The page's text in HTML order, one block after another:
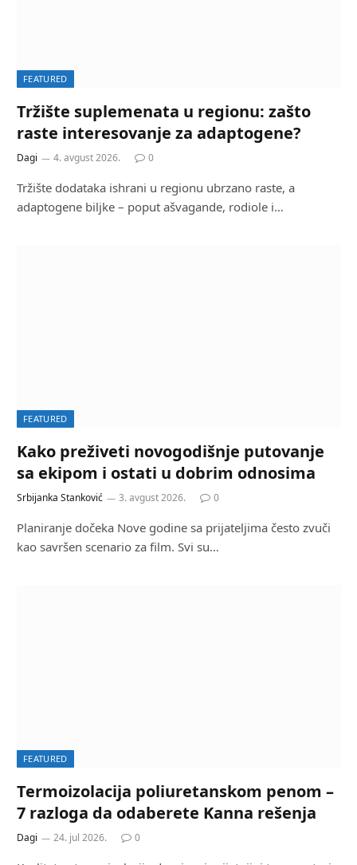
FEATURED
Tržište suplemenata u regionu: zašto
raste interesovanje za adaptogene?
Dagi 4. avgust 2026. 0
Tržište dodataka ishrani u regionu ubrzano raste, a
adaptogene biljke – poput ašvagande, rodiole i…
FEATURED
Kako preživeti novogodišnje putovanje
sa ekipom i ostati u dobrim odnosima
Srbijanka Stanković 3. avgust 2026. 0
Planiranje dočeka Nove godine sa prijateljima često zvuči
kao savršen scenario za film. Svi su…
FEATURED
Termoizolacija poliuretanskom penom –
7 razloga da odaberete Kanna rešenja
Dagi 24. jul 2026. 0